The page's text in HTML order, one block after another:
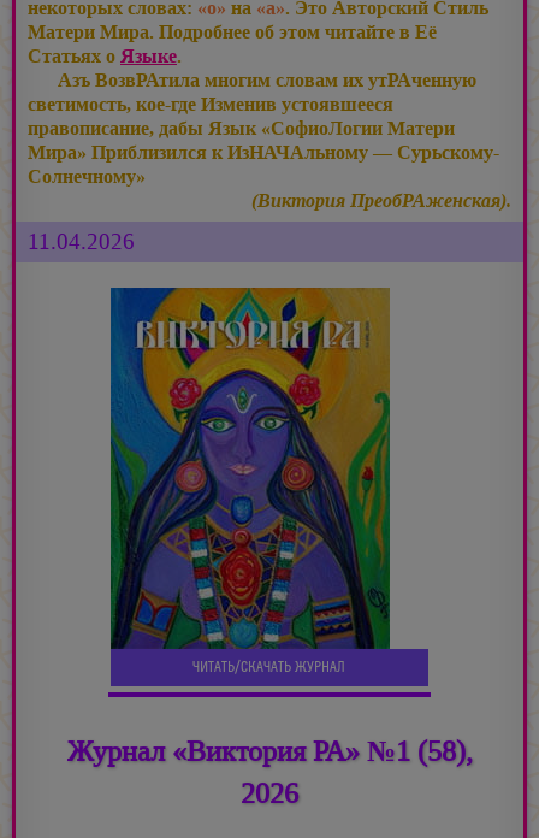
некоторых словах: «о» на «а». Это Авторский Стиль
Матери Мира. Подробнее об этом читайте в Её
Статьях оЯзыке.
Азъ ВозвРАтила многим словам их утРАченную
светимость, кое-где Изменив устоявшееся
правописание, дабы Язык «СофиоЛогии Матери
Мира» Приблизился к ИзНАЧАльному — Сурьскому-
Солнечному»
(Виктория ПреобРАженская).
11.04.2026
ЧИТАТЬ/СКАЧАТЬ ЖУРНАЛ
Журнал «Виктория РА» №1 (58),
2026